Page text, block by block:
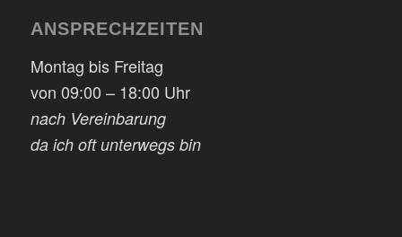
ANSPRECHZEITEN
Montag bis Freitag
von 09:00 – 18:00 Uhr
nach Vereinbarung
da ich oft unterwegs bin